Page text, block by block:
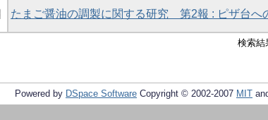
たまご醤油の調製に関する研究 第2報 : ピザ台へ
検索結
Powered by DSpace Software Copyright © 2002-2007 MIT